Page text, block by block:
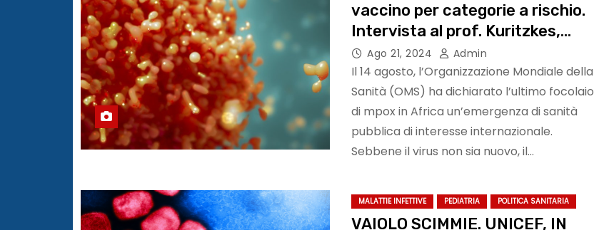
vaccino per categorie a rischio.
Intervista al prof. Kuritzkes,
Harvard Medical School
Ago 21, 2024 Admin
Il 14 agosto, l’Organizzazione Mondiale della
Sanità (OMS) ha dichiarato l’ultimo focolaio
di mpox in Africa un’emergenza di sanità
pubblica di interesse internazionale.
Sebbene il virus non sia nuovo, il…
MALATTIE INFETTIVE PEDIATRIA POLITICA SANITARIA
VAIOLO SCIMMIE. UNICEF, IN